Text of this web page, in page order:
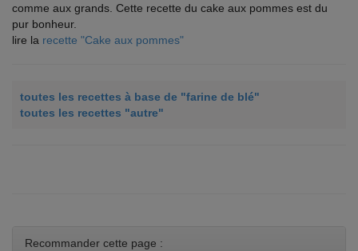
comme aux grands. Cette recette du cake aux pommes est du
pur bonheur.
lire la recette "Cake aux pommes"
toutes les recettes à base de "farine de blé"
toutes les recettes "autre"
Recommander cette page :